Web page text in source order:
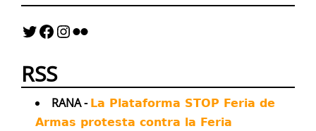
war - and how militaries are offloading life
44 65 Twitter
Antimilitaristes MOC València Retuiteado
RSS
RANA - La Plataforma STOP Feria de
Armas protesta contra la Feria